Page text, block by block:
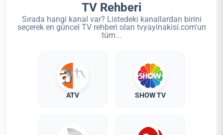
TV Rehberi
Sırada hangi kanal var? Listedeki kanallardan birini
seçerek en güncel TV rehberi olan tvyayinakisi.com'un
tüm...
ATV SHOW TV